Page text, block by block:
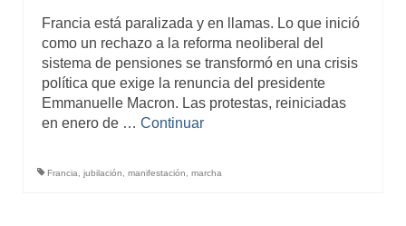
Francia está paralizada y en llamas. Lo que inició
como un rechazo a la reforma neoliberal del
sistema de pensiones se transformó en una crisis
política que exige la renuncia del presidente
Emmanuelle Macron. Las protestas, reiniciadas
en enero de … Continuar
Francia jubilación manifestación marcha